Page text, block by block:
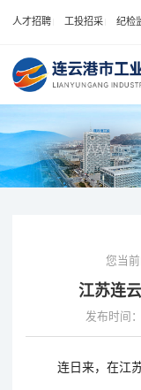
人才招聘 工投招采 纪检
您当前
江苏连
发布时间：
连日来，在江